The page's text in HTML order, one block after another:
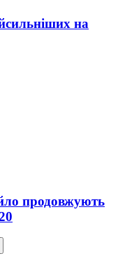
на
продовжують